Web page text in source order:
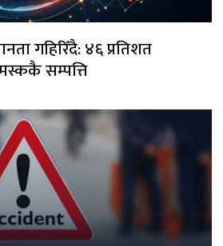
गहिरिँदै: ४६ प्रतिशत
सम्पत्ति